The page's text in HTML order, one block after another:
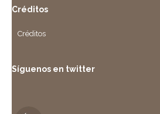
Créditos
Créditos
Síguenos en twitter